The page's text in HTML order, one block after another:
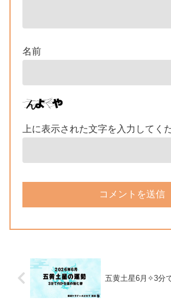
名前
上に表示された文字を入力してく
五黄土星6月✧3分